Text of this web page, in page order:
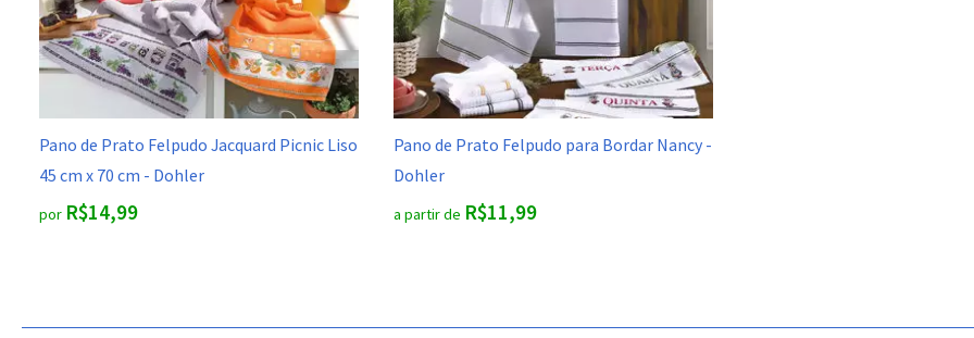
Pano de Prato Felpudo Jacquard Picnic Liso
45 cm x 70 cm - Dohler
por R$14,99
Pano de Prato Felpudo para Bordar Nancy -
Dohler
a partir de R$11,99